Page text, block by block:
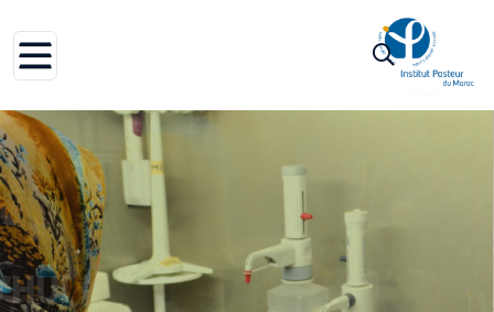
DES SOINS D'AUJOURD'HUI